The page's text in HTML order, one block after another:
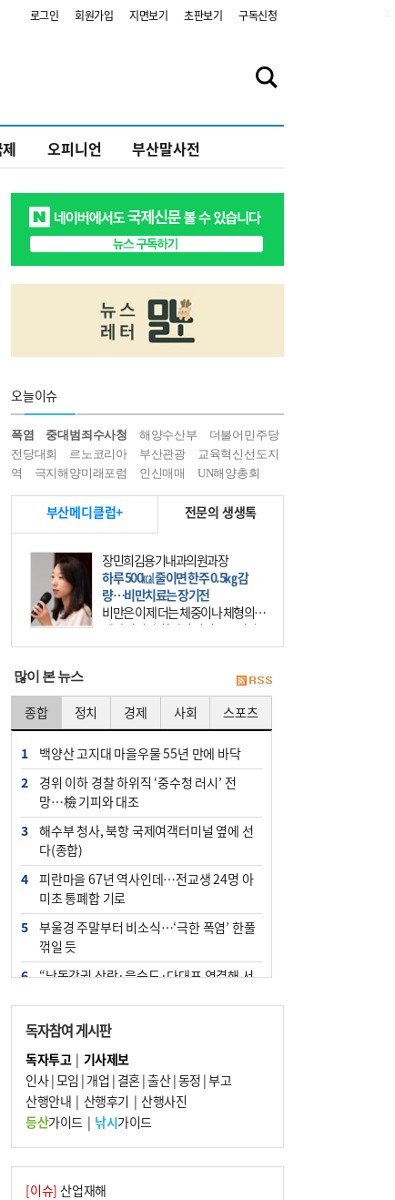
로그인 회원가입 지면보기 초판보기 구독신청
오피니언 부산말사전
오늘이슈
폭염 중대범죄수사청 해양수산부
더불어민주당
전당대회
르노코리아 부산관광
교육혁신선도지
역
극지해양미래포럼 인신매매 UN해양총회
부산메디클럽+ 전문의 생생톡
장민희김용기내과의원과장
하루 500㎉ 줄이면 한주 0.5㎏ 감
량…비만치료는 장기전
비만은 이제 더는 체중이나 체형의 문
제가 아니다. 하나의 질병으로 인지
하고 치료와 관리를 해야 한다. 세계
많이 본 뉴스
종합 정치 경제 사회 스포츠
1
백양산 고지대 마을우물 55년 만에 바닥
2
경위 이하 경찰 하위직 ‘중수청 러시’ 전
망…檢 기피와 대조
3
해수부 청사, 북항 국제여객터미널 옆에 선
다(종합)
4
피란마을 67년 역사인데…전교생 24명 아
미초 통폐합 기로
5
부울경 주말부터 비소식…‘극한 폭염’ 한풀
꺾일 듯
6
“낙동강권 삼락·을숙도·다대포 연결해 서
7
오늘의 날씨- 2026년 8월 7일
8
외국인 선원 ‘인신매매 경유지’ 된 부산…
우려가 현실로
9
[사설] 해수부 신청사 북항으로 확정, 해양
수도 도약의 전환점
10 르노 못 타는 부산시장…관용차 규정에 막
힌 지역기업 응원
독자참여 게시판
독자투고| 기사제보
인사|모임 | 개업 | 결혼|출산|동정 |부고
산행안내 | 산행후기 | 산행사진
등산가이드| 낚시가이드
[이슈] 산업재해